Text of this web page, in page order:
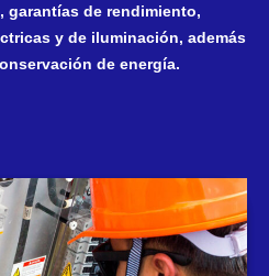
garantías de rendimiento,
y de iluminación, además
de energía.